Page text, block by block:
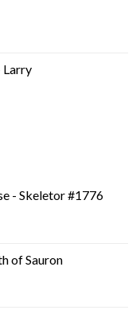
Larry
- Skeletor #1776
of Sauron